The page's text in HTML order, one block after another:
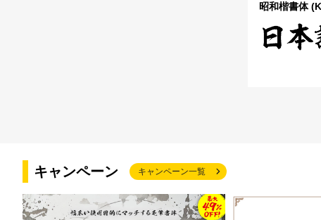
昭和楷書体
キャンペーン キャンペーン一覧